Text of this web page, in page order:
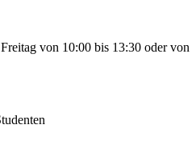
von 10:00 bis 13:30 oder von